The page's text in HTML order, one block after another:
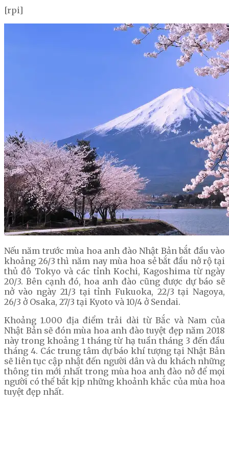
[rpi]
Nếu năm trước mùa hoa anh đào Nhật Bản bắt đầu vào
khoảng 26/3 thì năm nay mùa hoa sẻ bắt đầu nở rộ tại
thủ đô Tokyo và các tỉnh Kochi, Kagoshima từ ngày
20/3. Bên cạnh đó, hoa anh đào cũng được dự báo sẽ
nở vào ngày 21/3 tại tỉnh Fukuoka, 22/3 tại Nagoya,
26/3 ở Osaka, 27/3 tại Kyoto và 10/4 ở Sendai.
Khoảng 1.000 địa điểm trải dài từ Bắc và Nam của
Nhật Bản sẽ đón mùa hoa anh đào tuyệt đẹp năm 2018
này trong khoảng 1 tháng từ hạ tuần tháng 3 đến đầu
tháng 4. Các trung tâm dự báo khí tượng tại Nhật Bản
sẽ liên tục cập nhật đến người dân và du khách những
thông tin mới nhất trong mùa hoa anh đào nở để mọi
người có thể bắt kịp những khoảnh khắc của mùa hoa
tuyệt đẹp nhất.